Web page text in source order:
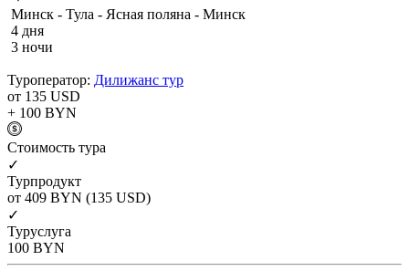
Минск - Тула - Ясная поляна - Минск
4 дня
3 ночи
Туроператор: Дилижанс тур
от 135 USD
+ 100 BYN
Cтоимость тура
✓
Турпродукт
от 409 BYN (135 USD)
✓
Туруслуга
100 BYN